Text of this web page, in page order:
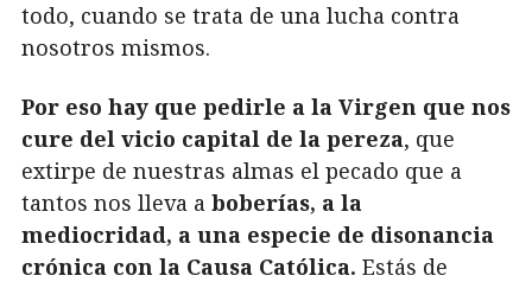
todo, cuando se trata de una lucha contra
nosotros mismos.
Por eso hay que pedirle a la Virgen que nos
cure del vicio capital de la pereza, que
extirpe de nuestras almas el pecado que a
tantos nos lleva a boberías, a la
mediocridad, a una especie de disonancia
crónica con la Causa Católica. Estás de